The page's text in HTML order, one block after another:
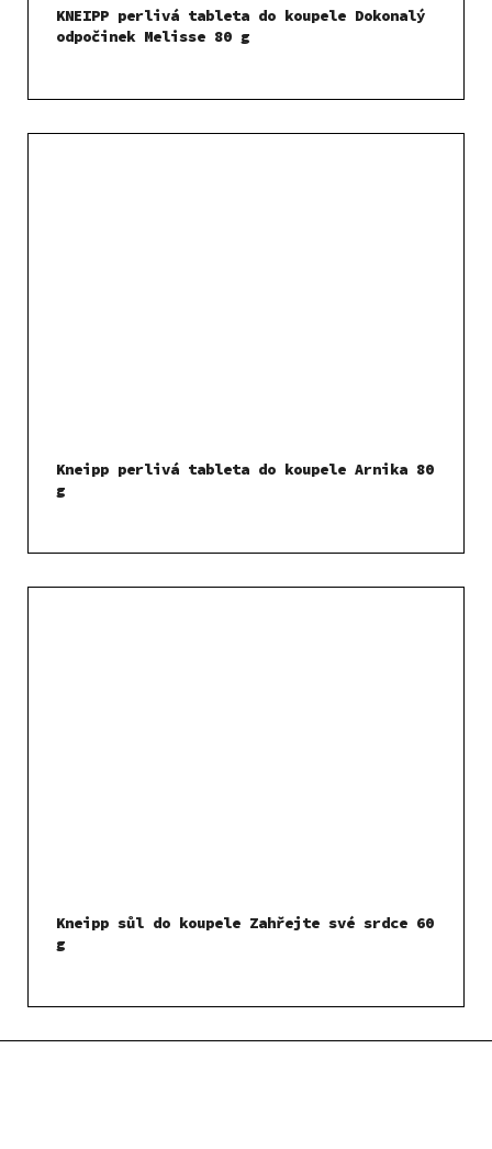
KNEIPP perlivá tableta do koupele Dokonalý
odpočinek Melisse 80 g
Kneipp perlivá tableta do koupele Arnika 80
g
Kneipp sůl do koupele Zahřejte své srdce 60
g